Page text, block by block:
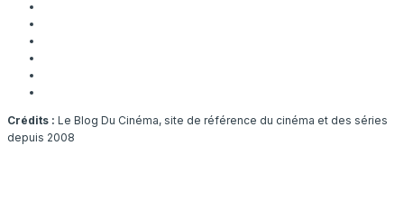
Crédits : Le Blog Du Cinéma, site de référence du cinéma et des séries
depuis 2008